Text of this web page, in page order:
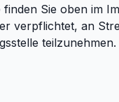
Sie oben im
verpflichtet, an
teilzunehmen.